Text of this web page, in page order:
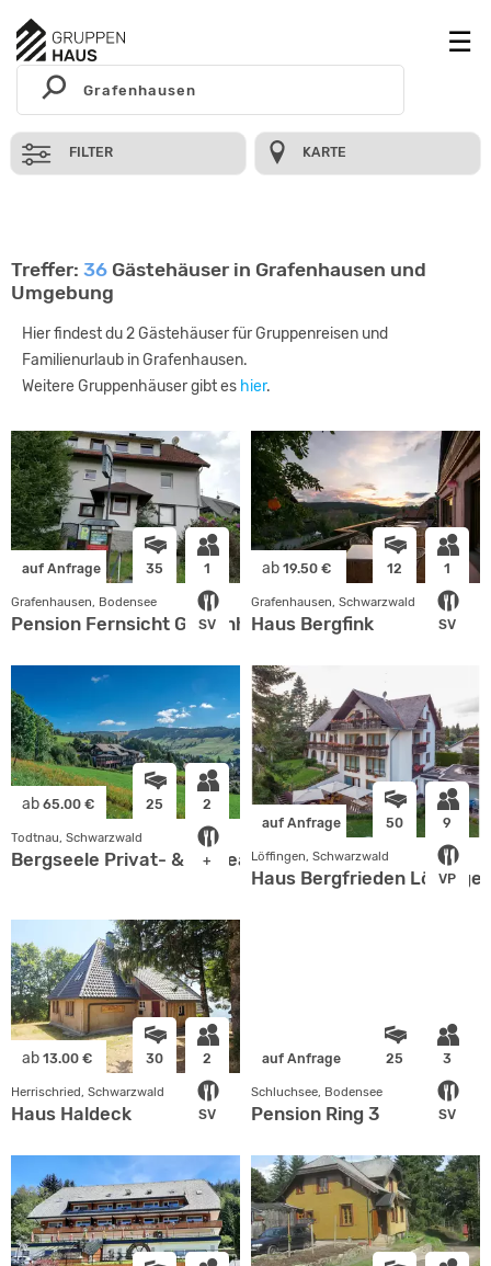
FILTER KARTE
Treffer: 36 Gästehäuser in Grafenhausen und
Umgebung
Hier findest du 2 Gästehäuser für Gruppenreisen und
Familienurlaub in Grafenhausen.
Weitere Gruppenhäuser gibt es hier.
auf Anfrage 35 1
SV
Grafenhausen, Bodensee
Pension Fernsicht Grafenhausen
ab 19.50 € 12 1
SV
Grafenhausen, Schwarzwald
Haus Bergfink
ab 65.00 € 25 2
+
Todtnau, Schwarzwald
Bergseele Privat- & Retreathotel Schwarzwald
auf Anfrage 50 9
VP
Löffingen, Schwarzwald
Haus Bergfrieden
ab 13.00 € 30 2
SV
Herrischried, Schwarzwald
Haus Haldeck
auf Anfrage 25 3
SV
Schluchsee, Bodensee
Pension Ring 3